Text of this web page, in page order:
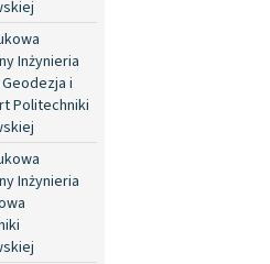
Inżynieria
i
Politechniki
Inżynieria